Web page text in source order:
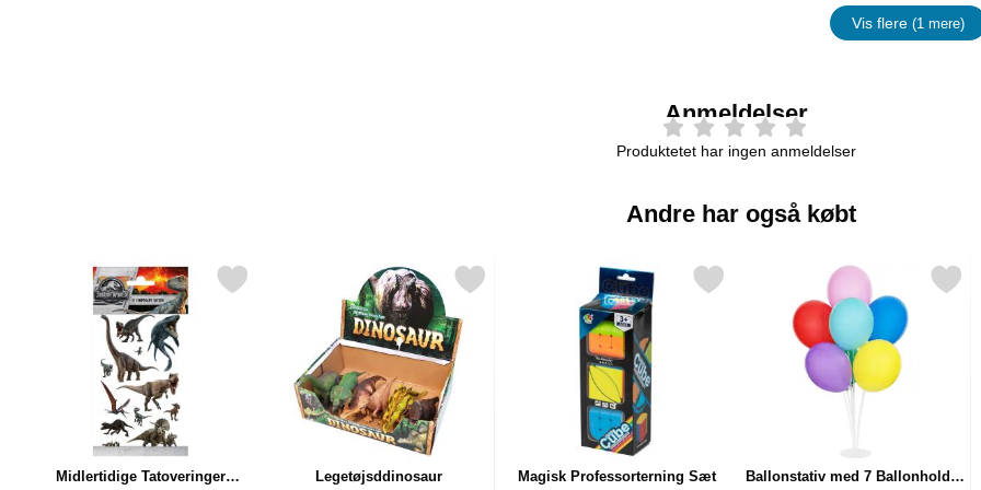
Vis flere (1 mere)
Anmeldelser
Produktetet har ingen anmeldelser
Andre har også købt
Midlertidige Tatoveringer
Markér midlertidige Tatoveringer Jurassic World som favorit
Legetøjsddinosaur
Markér legetøjsddinosaur som favorit
Magisk Professorterning Sæt
Markér magisk Professorterning Sæt som favorit
Ballonstativ med 7 Ballonholder
Markér ballonstativ med 7